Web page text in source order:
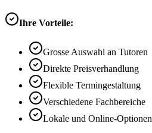
Ihre Vorteile:
Grosse Auswahl an Tutoren
Direkte Preisverhandlung
Flexible Termingestaltung
Verschiedene Fachbereiche
Lokale und Online-Optionen